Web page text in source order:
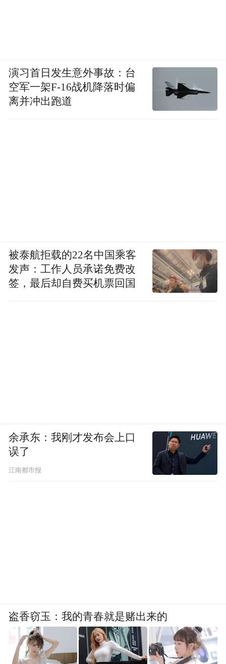
演习首日发生意外事故：台
空军一架F-16战机降落时偏
离并冲出跑道
被泰航拒载的22名中国乘客
发声：工作人员承诺免费改
签，最后却自费买机票回国
余承东：我刚才发布会上口
误了
江南都市报
盗香窃玉：我的青春就是赌出来的